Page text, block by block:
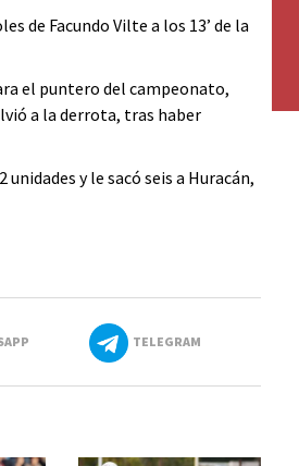
de Facundo Vilte a los 13’ de la
el puntero del campeonato,
a la derrota, tras haber
y le sacó seis a Huracán,
TELEGRAM